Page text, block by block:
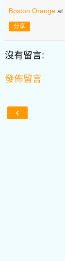
Boston Orange at
分享
沒有留言:
發佈留言
‹